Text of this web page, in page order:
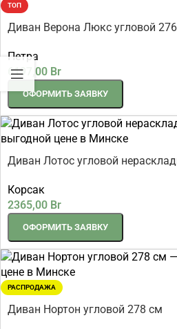
ТОП
Диван Верона Люкс угловой
Петра
6197,00 Br
ОФОРМИТЬ ЗАЯВКУ
Диван Лотос угловой
Корсак
2365,00 Br
ОФОРМИТЬ ЗАЯВКУ
РАСПРОДАЖА
Диван Нортон угловой 278 см